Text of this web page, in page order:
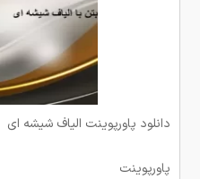
دانلود پاورپوینت الیاف شیشه ای
پاورپوینت